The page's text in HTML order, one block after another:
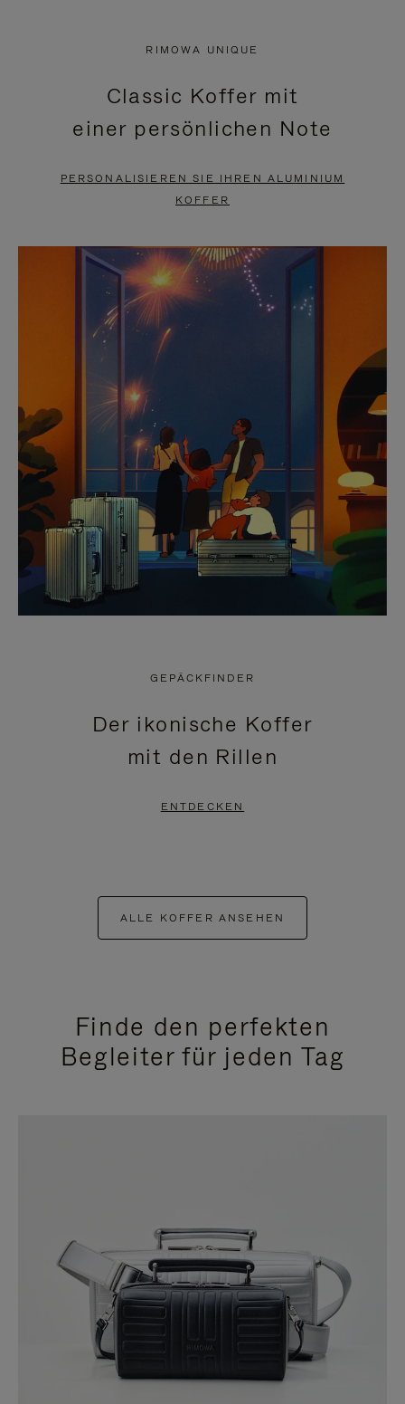
PAUSIERT,
BITTE
DRÜCKEN
ANZUHALTEN
KLICKEN
SIE
ZUM
AUFHEBEN
STUMMSCHALTUNG
RIMOWA UNIQUE
Classic Koffer mit
einer persönlichen Note
PERSONALISIEREN SIE IHREN ALUMINIUM
KOFFER
GEPÄCKFINDER
Der ikonische Koffer
mit den Rillen
ENTDECKEN
ALLE KOFFER ANSEHEN
Finde den perfekten
Begleiter für jeden Tag